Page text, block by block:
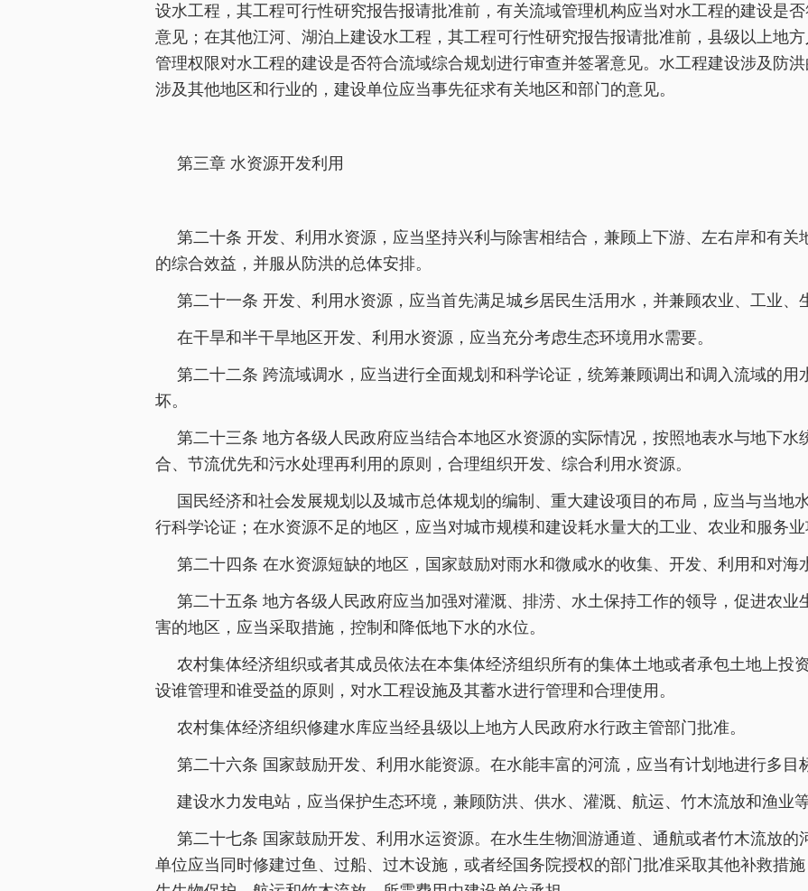
设水工程，其工程可行性研究报告报请批准前，有关流域管理机构应当对水工程的建设是
意见；在其他江河、湖泊上建设水工程，其工程可行性研究报告报请批准前，县级以上地
管理权限对水工程的建设是否符合流域综合规划进行审查并签署意见。水工程建设涉及防
涉及其他地区和行业的，建设单位应当事先征求有关地区和部门的意见。
第三章 水资源开发利用
第二十条 开发、利用水资源，应当坚持兴利与除害相结合，兼顾上下游、左右岸和有关
的综合效益，并服从防洪的总体安排。
第二十一条 开发、利用水资源，应当首先满足城乡居民生活用水，并兼顾农业、工业、
在干旱和半干旱地区开发、利用水资源，应当充分考虑生态环境用水需要。
第二十二条 跨流域调水，应当进行全面规划和科学论证，统筹兼顾调出和调入流域的用
坏。
第二十三条 地方各级人民政府应当结合本地区水资源的实际情况，按照地表水与地下水
合、节流优先和污水处理再利用的原则，合理组织开发、综合利用水资源。
国民经济和社会发展规划以及城市总体规划的编制、重大建设项目的布局，应当与当地
行科学论证；在水资源不足的地区，应当对城市规模和建设耗水量大的工业、农业和服务业
第二十四条 在水资源短缺的地区，国家鼓励对雨水和微咸水的收集、开发、利用和对海
第二十五条 地方各级人民政府应当加强对灌溉、排涝、水土保持工作的领导，促进农业
害的地区，应当采取措施，控制和降低地下水的水位。
农村集体经济组织或者其成员依法在本集体经济组织所有的集体土地或者承包土地上投
设谁管理和谁受益的原则，对水工程设施及其蓄水进行管理和合理使用。
农村集体经济组织修建水库应当经县级以上地方人民政府水行政主管部门批准。
第二十六条 国家鼓励开发、利用水能资源。在水能丰富的河流，应当有计划地进行多目
建设水力发电站，应当保护生态环境，兼顾防洪、供水、灌溉、航运、竹木流放和渔业等
第二十七条 国家鼓励开发、利用水运资源。在水生生物洄游通道、通航或者竹木流放的
单位应当同时修建过鱼、过船、过木设施，或者经国务院授权的部门批准采取其他补救措